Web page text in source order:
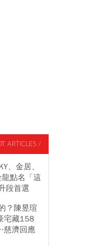
ARTICLES /
、金居、
點名「這
段首選
？陳昱瑄
宅藏158
慈濟回應